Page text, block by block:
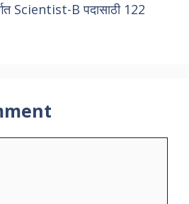
Scientist-B पदासाठी 122